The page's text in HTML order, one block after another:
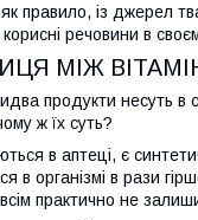
правило, із джерел
речовини в
МІЖ
продукти несуть в
ж їх суть?
в аптеці, є
в організмі в рази
практично не